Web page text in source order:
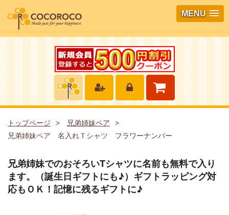
MENU
トップページ
兄弟姉妹ペア
兄弟姉妹ペア 名入れＴシャツ フラワーナンバー
兄弟姉妹でのおそろいTシャツに名前も無料で入り
ます。（誕生日ギフトにも♪）ギフトラッピング対
応もＯＫ！記憶に残るギフトに♪